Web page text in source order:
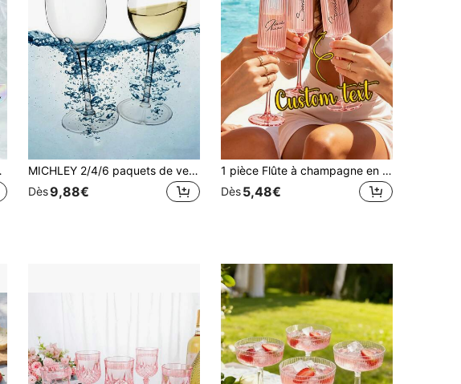
(la colonne du verre peut avoir des bulles, ce qui est normal)
MICHLEY 2/4/6 paquets de verres à vin flottants pour piscine, 12,7 oz/360 ml, fabriqués en matériau plastique incassable Tritan, flûtes à champagne, convient pour les vacances, les anniversaires, les fêtes, peut également être utilisé dans la piscine, le bar et l'extérieur, un cadeau idéal pour le père
Dès9,88€
1 pièce Flûte à champagne en acrylique personnalisée, tasse à tige longue en plastique personnalisée, nom et logo personnalisables, matériau PP, tasse à champagne en plastique élégante, convient pour le toast de mariage, la fête de fiançailles, l'enterrement de vie de jeune fille, la douche nuptiale, la fête d'anniversaire
Dès5,48€